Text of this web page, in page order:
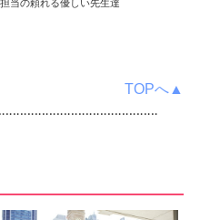
担当の頼れる優しい先生達
TOPへ▲